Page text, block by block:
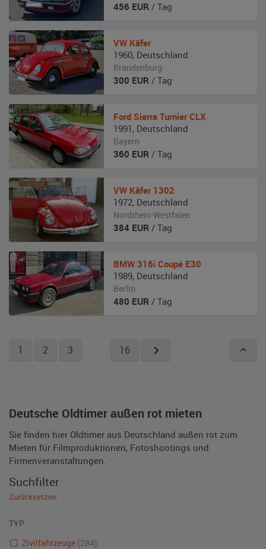
Deutsche Oldtimer außen rot mieten
Sie finden hier Oldtimer aus Deutschland außen rot zum
Mieten für Filmproduktionen, Fotoshootings und
Firmenveranstaltungen.
456 EUR / Tag
VW Käfer
1960, Deutschland
Brandenburg
300 EUR / Tag
Ford Sierra Turnier CLX
1991 , Deutschland
Bayern
360 EUR / Tag
VW Käfer 1302
1972, Deutschland
Nordrhein-Westfalen
384 EUR / Tag
BMW 316i Coupé E30
1989, Deutschland
Berlin
480 EUR / Tag
1 2 3 ... 16
Suchfilter
Zurücksetzen
TYP
Zivilfahrzeuge (284)